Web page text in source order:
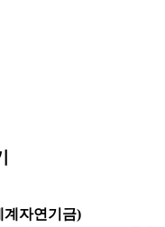
계자연기금)